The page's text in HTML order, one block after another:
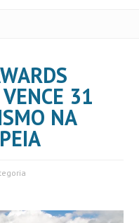
31
NA